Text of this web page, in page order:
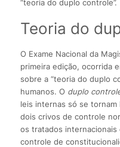
“teoria do duplo controle”.
Teoria do
O Exame Nacional da
primeira edição, ocorrida
sobre a “teoria do duplo
humanos. O duplo
leis internas só se tornam
dois crivos de controle
os tratados
controle de